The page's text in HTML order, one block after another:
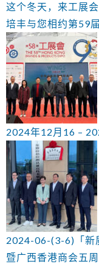
这个冬天，来工展
培丰与您相约第59
2024年12月16 –
2024-06-(3-6)「新
暨广西香港商会五